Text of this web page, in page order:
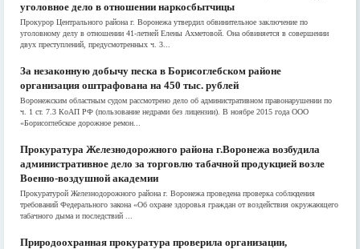
уголовное дело в отношении наркосбытчицы
Прокурор Центрального района г. Воронежа утвердил обвинительное заключение по
уголовному делу в отношении 41-летней Елены Ахметовой. Она обвиняется в совершении
двух преступлений, предусмотренных ч. 3...
За незаконную добычу песка в Борисоглебском районе
организация оштрафована на 450 тыс. рублей
Воронежским областным судом рассмотрено дело об административном правонарушении по
ч. 1 ст. 7.3 КоАП РФ (пользование недрами без лицензии). В ноябре 2015 года ООО
«Борисоглебское дорожное ремон...
Прокуратура Железнодорожного района г.Воронежа возбудила
административное дело за торговлю табачной продукцией возле
Военно-воздушной академии
Прокуратурой Железнодорожного района г. Воронежа проведена проверка соблюдения
требований Федерального закона «Об охране здоровья граждан от воздействия окружающего
табачного дыма и последствий ...
Природоохранная прокуратура проверила организации,